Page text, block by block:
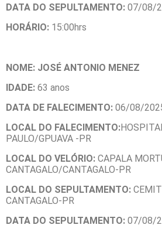
DATA DO SEPULTAMENTO: 07/08/
HORÁRIO: 15:00hrs
NOME: JOSÉ ANTONIO MENEZ
IDADE: 63 anos
DATA DE FALECIMENTO: 06/08/
LOCAL DO FALECIMENTO:
PAULO/GPUAVA -PR
LOCAL DO VELÓRIO: CAPALA
CANTAGALO/CANTAGALO-PR
LOCAL DO SEPULTAMENTO:
CANTAGALO-PR
DATA DO SEPULTAMENTO: 07/08/